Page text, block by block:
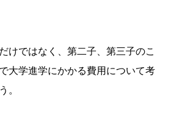
けではなく、第二子、第三子のこ
大学進学にかかる費用について考
。